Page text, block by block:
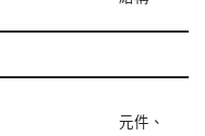
元件、